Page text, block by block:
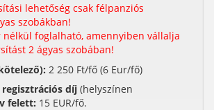
lehetőség csak félpanziós
szobákban!
nélkül foglalható, amennyiben vállalja
2 ágyas szobában!
2 250 Ft/fő (6 Eur/fő)
díj (helyszínen
felett: 15 EUR/fő.